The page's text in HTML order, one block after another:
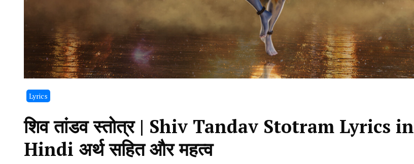
Lyrics
शिव तांडव स्तोत्र | Shiv Tandav Stotram Lyrics in
Hindi अर्थ सहित और महत्व